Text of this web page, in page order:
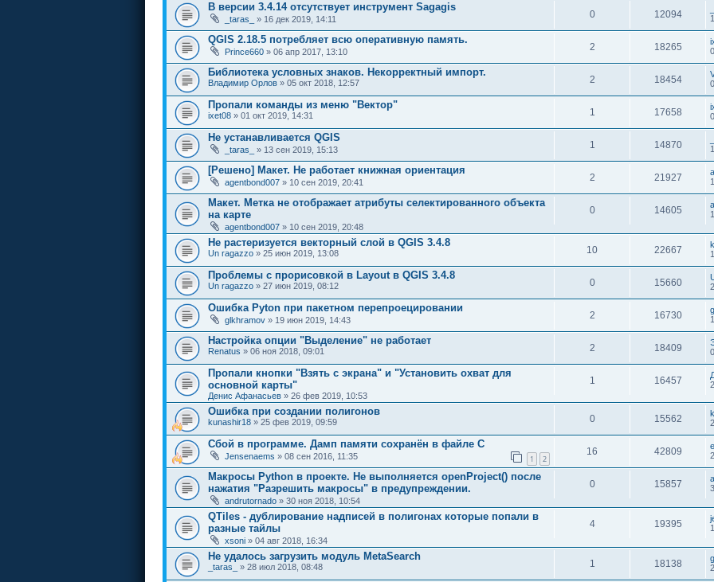
В версии 3.4.14 отсутствует инструмент Sagagis
_taras_ » 16 дек 2019, 14:11 0 12094
QGIS 2.18.5 потребляет всю оперативную память.
Prince660 » 06 апр 2017, 13:10 2 18265
Библиотека условных знаков. Некорректный импорт.
Владимир Орлов » 05 окт 2018, 12:57 2 18454
Пропали команды из меню "Вектор"
ixet08 » 01 окт 2019, 14:31 1 17658
Не устанавливается QGIS
_taras_ » 13 сен 2019, 15:13 1 14870
[Решено] Макет. Не работает книжная ориентация
agentbond007 » 10 сен 2019, 20:41 2 21927
Макет. Метка не отображает атрибуты селектированного объекта
на карте
agentbond007 » 10 сен 2019, 20:48
0 14605
Не растеризуется векторный слой в QGIS 3.4.8
Un ragazzo » 25 июн 2019, 13:08 10 22667
Проблемы с прорисовкой в Layout в QGIS 3.4.8
Un ragazzo » 27 июн 2019, 08:12 0 15660
Ошибка Pyton при пакетном перепроецировании
glkhramov » 19 июн 2019, 14:43 2 16730
Настройка опции "Выделение" не работает
Renatus » 06 ноя 2018, 09:01 2 18409
Пропали кнопки "Взять с экрана" и "Установить охват для
основной карты"
Денис Афанасьев » 26 фев 2019, 10:53
1 16457
Ошибка при создании полигонов
kunashir18 » 25 фев 2019, 09:59 0 15562
Сбой в программе. Дамп памяти сохранён в файле С
Jensenaems » 08 сен 2016, 11:35 1 2
16 42809
Макросы Python в проекте. Не выполняется openProject() после
нажатия "Разрешить макросы" в предупреждении.
andrutornado » 30 ноя 2018, 10:54
0 15857
QTiles - дублирование надписей в полигонах которые попали в
разные тайлы
xsoni » 04 авг 2018, 16:34
4 19395
Не удалось загрузить модуль MetaSearch
_taras_ » 28 июл 2018, 08:48 1 18138